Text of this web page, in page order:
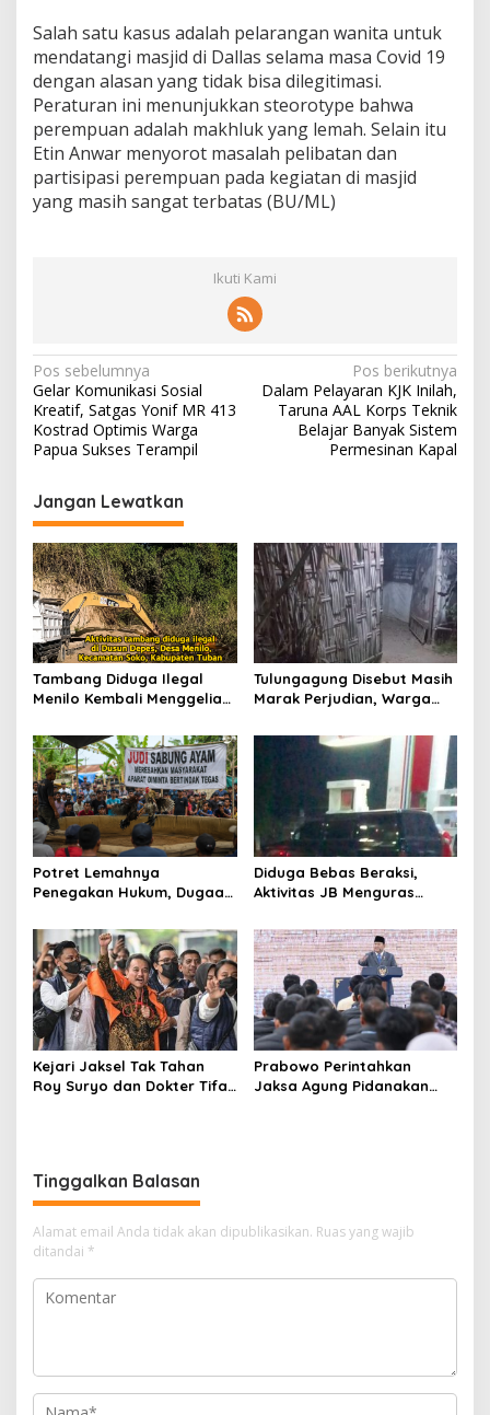
Salah satu kasus adalah pelarangan wanita untuk
mendatangi masjid di Dallas selama masa Covid 19
dengan alasan yang tidak bisa dilegitimasi.
Peraturan ini menunjukkan steorotype bahwa
perempuan adalah makhluk yang lemah. Selain itu
Etin Anwar menyorot masalah pelibatan dan
partisipasi perempuan pada kegiatan di masjid
yang masih sangat terbatas (BU/ML)
Ikuti Kami
N
a
v
i
g
a
s
i
p
o
s
Pos sebelumnya
Gelar Komunikasi Sosial
Kreatif, Satgas Yonif MR 413
Kostrad Optimis Warga
Papua Sukses Terampil
Pos berikutnya
Dalam Pelayaran KJK Inilah,
Taruna AAL Korps Teknik
Belajar Banyak Sistem
Permesinan Kapal
Jangan Lewatkan
Tambang Diduga Ilegal
Menilo Kembali Menggeliat,
Soroti Dugaan Pembiaran
Tulungagung Disebut Masih
Marak Perjudian, Warga
hingga Usut Dugaan Beking
Potret Lemahnya
Penegakan Hukum, Dugaan
Tulungagung Tuai Sorotan
Diduga Bebas Beraksi,
Aktivitas JB Menguras
Bojonegoro Jadi Sorotan
Warga
Kejari Jaksel Tak Tahan
Roy Suryo dan Dokter Tifa,
Prabowo Perintahkan
Jaksa Agung Pidanakan
Tinggalkan Balasan
Alamat email Anda tidak akan dipublikasikan. Ruas yang wajib
ditandai *